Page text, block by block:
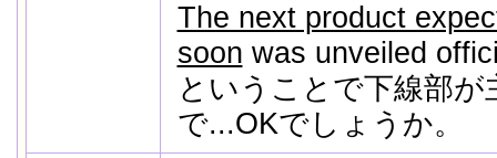
The next product
soon was unveiled
ということで下線部
で...OKでしょうか。